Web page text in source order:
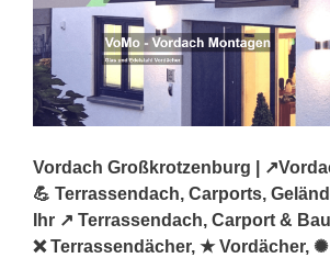
Vordach Großkrotzenburg |
💪 Terrassendach, Carports,
Ihr ↗️ Terrassendach, Carport &
❌ Terrassendächer, ★ Vordächer,